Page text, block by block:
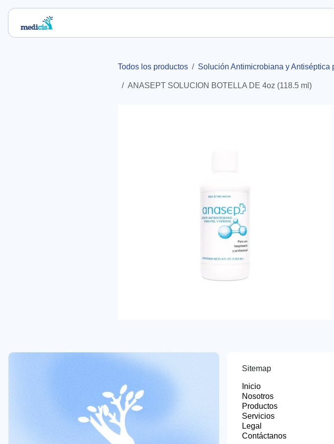
Todos los productos Solución Antimicrobiana y Antiséptica
ANASEPT SOLUCION BOTELLA DE 4oz (118.5 ml)
Sitemap
Inicio
Nosotros
Productos
Servicios
Legal
Contáctanos